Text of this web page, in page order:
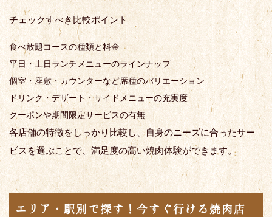
チェックすべき比較ポイント
食べ放題コースの種類と料金
平日・土日ランチメニューのラインナップ
個室・座敷・カウンターなど席種のバリエーション
ドリンク・デザート・サイドメニューの充実度
クーポンや期間限定サービスの有無
各店舗の特徴をしっかり比較し、自身のニーズに合ったサー
ビスを選ぶことで、満足度の高い焼肉体験ができます。
エリア・駅別で探す！今すぐ行ける焼肉店